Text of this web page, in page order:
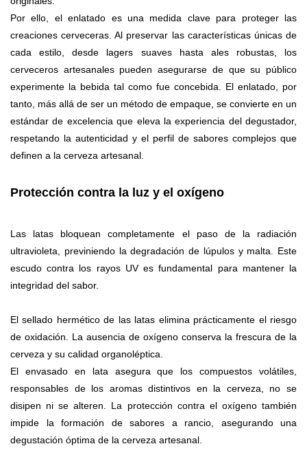
Por ello, el enlatado es una medida clave para proteger las
creaciones cerveceras. Al preservar las características únicas de
cada estilo, desde lagers suaves hasta ales robustas, los
cerveceros artesanales pueden asegurarse de que su público
experimente la bebida tal como fue concebida. El enlatado, por
tanto, más allá de ser un método de empaque, se convierte en un
estándar de excelencia que eleva la experiencia del degustador,
respetando la autenticidad y el perfil de sabores complejos que
definen a la cerveza artesanal.
Protección contra la luz y el oxígeno
Las latas bloquean completamente el paso de la radiación
ultravioleta, previniendo la degradación de lúpulos y malta. Este
escudo contra los rayos UV es fundamental para mantener la
integridad del sabor.
El sellado hermético de las latas elimina prácticamente el riesgo
de oxidación. La ausencia de oxígeno conserva la frescura de la
cerveza y su calidad organoléptica.
El envasado en lata asegura que los compuestos volátiles,
responsables de los aromas distintivos en la cerveza, no se
disipen ni se alteren. La protección contra el oxígeno también
impide la formación de sabores a rancio, asegurando una
degustación óptima de la cerveza artesanal.